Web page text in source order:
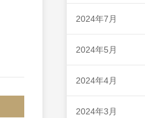
2024年7月
2024年5月
2024年4月
2024年3月